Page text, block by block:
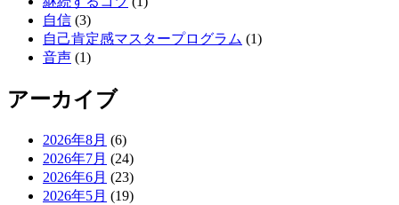
自信 (3)
自己肯定感マスタープログラム (1)
音声 (1)
アーカイブ
2026年8月 (6)
2026年7月 (24)
2026年6月 (23)
2026年5月 (19)